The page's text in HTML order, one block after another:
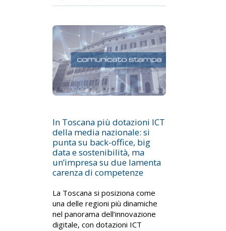
In Toscana più dotazioni ICT
della media nazionale: si
punta su back-office, big
data e sostenibilità, ma
un’impresa su due lamenta
carenza di competenze
La Toscana si posiziona come
una delle regioni più dinamiche
nel panorama dell’innovazione
digitale, con dotazioni ICT